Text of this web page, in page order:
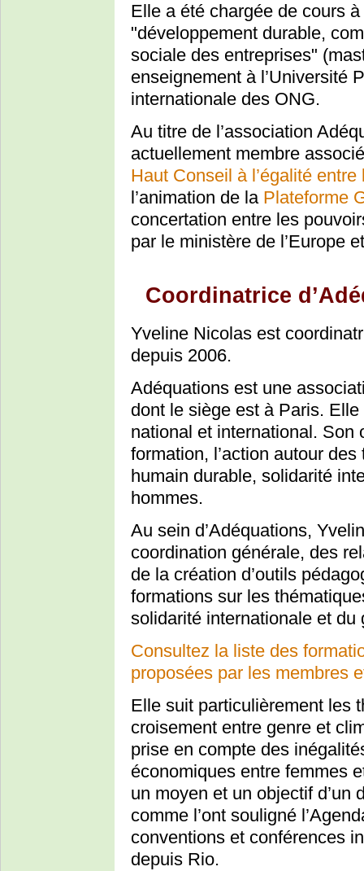
Elle a été chargée de cours à
"développement durable,
sociale des entreprises"
enseignement à l’Université
internationale des ONG.
Au titre de l’association
actuellement membre
Haut Conseil à l’égalité
l’animation de la Plateforme
concertation entre les
par le ministère de l’Europe
Coordinatrice
Yveline Nicolas est
depuis 2006.
Adéquations est une
dont le siège est à Paris.
national et international. Son
formation, l’action autour
humain durable, solidarité
hommes.
Au sein d’Adéquations,
coordination générale, des
de la création d’outils
formations sur les
solidarité internationale et du
Consultez la liste des
proposées par les membres
Elle suit particulièrement les
croisement entre genre et
prise en compte des
économiques entre femmes
un moyen et un objectif d’un
comme l’ont souligné
conventions et conférences
depuis Rio.